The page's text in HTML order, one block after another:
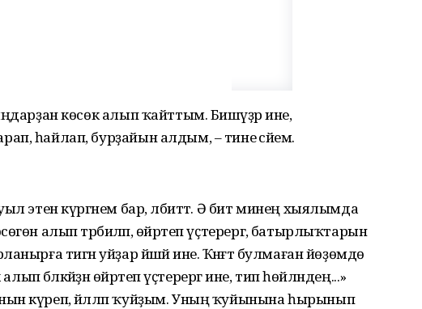
көсөк алып ҡайттым. Бишәүҙәр ине,
һайлап, бурҙайын алдым, – тине әсәйем.
этен күргәнем бар, әлбиттә. Ә бит минең хыялымда
алып тәрбиәләп, өйрәтеп үҫтерергә, батырлыҡтарын
тигән уйҙар йәшәй ине. Ҡәнәғәт булмаған йөҙөмдө
бәләкәйҙән өйрәтеп үҫтерергә ине, тип һөйләндең...»
күреп, йәлләп ҡуйҙым. Уның ҡуйынына һырынып